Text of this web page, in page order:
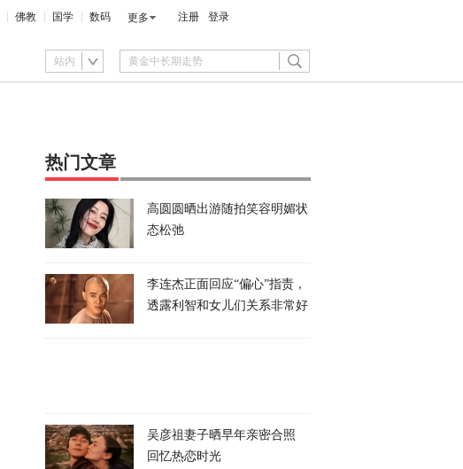
佛教 国学 数码 更多 注册 登录
站内
热门文章
高圆圆晒出游随拍笑容明媚状
态松弛
李连杰正面回应“偏心”指责，
透露利智和女儿们关系非常好
吴彦祖妻子晒早年亲密合照
回忆热恋时光